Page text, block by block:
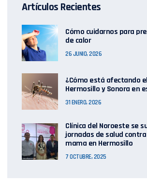
Artículos Recientes
Cómo cuidarnos para
de calor
26 JUNIO, 2026
¿Cómo está afectando
Hermosillo y Sonora en
31 ENERO, 2026
Clínica del Noroeste se
jornadas de salud
mama en Hermosillo
7 OCTUBRE, 2025